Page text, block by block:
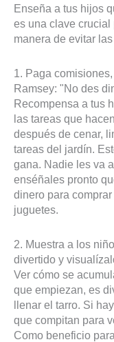
Enseña a tus hijos
es una clave crucial
manera de evitar
1. Paga
Ramsey: "No des
Recompensa a tus
las tareas que
después de cenar,
tareas del jardín.
gana. Nadie les va
enséñales pronto
dinero para
juguetes.
2. Muestra a los
divertido y
Ver cómo se
que empiezan, es
llenar el tarro. Si
que compitan para
Como beneficio